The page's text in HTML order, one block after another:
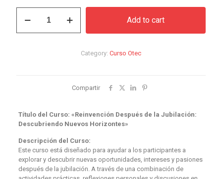
was:
$145.000.
is:
Reinvención
Add to cart
Category: Curso Otec
Compartir
Título del Curso: «Reinvención Después de la Jubilación:
Descubriendo Nuevos Horizontes»
Descripción del Curso:
Este curso está diseñado para ayudar a los participantes a
explorar y descubrir nuevas oportunidades, intereses y pasiones
después de la jubilación. A través de una combinación de